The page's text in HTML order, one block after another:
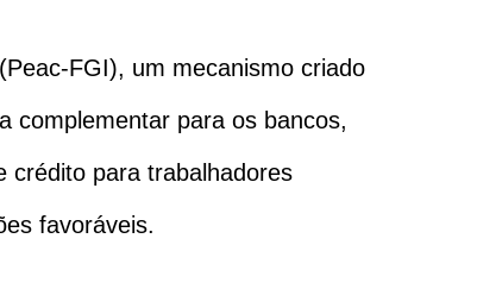
FGI), um mecanismo criado
complementar para os bancos,
crédito para trabalhadores
favoráveis.